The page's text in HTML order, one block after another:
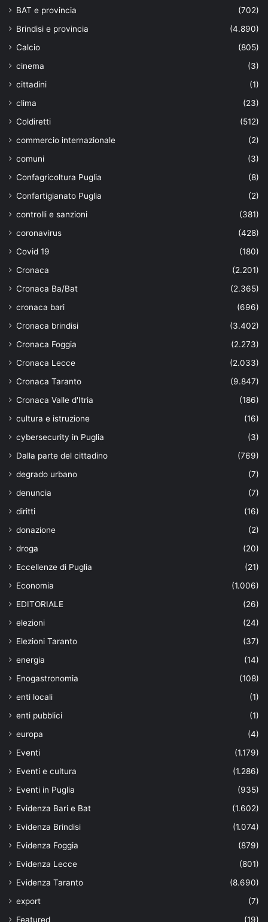
BAT e provincia
(702)
Brindisi e provincia
(4.890)
Calcio
(805)
cinema
(3)
cittadini
(1)
clima
(23)
Coldiretti
(512)
commercio internazionale
(2)
comuni
(3)
Confagricoltura Puglia
(8)
Confartigianato Puglia
(2)
controlli e sanzioni
(381)
coronavirus
(428)
Covid 19
(180)
Cronaca
(2.201)
Cronaca Ba/Bat
(2.365)
cronaca bari
(696)
Cronaca brindisi
(3.402)
Cronaca Foggia
(2.273)
Cronaca Lecce
(2.033)
Cronaca Taranto
(9.847)
Cronaca Valle d'Itria
(186)
cultura e istruzione
(16)
cybersecurity in Puglia
(3)
Dalla parte del cittadino
(769)
degrado urbano
(7)
denuncia
(7)
diritti
(16)
donazione
(2)
droga
(20)
Eccellenze di Puglia
(21)
Economia
(1.006)
EDITORIALE
(26)
elezioni
(24)
Elezioni Taranto
(37)
energia
(14)
Enogastronomia
(108)
enti locali
(1)
enti pubblici
(1)
europa
(4)
Eventi
(1.179)
Eventi e cultura
(1.286)
Eventi in Puglia
(935)
Evidenza Bari e Bat
(1.602)
Evidenza Brindisi
(1.074)
Evidenza Foggia
(879)
Evidenza Lecce
(801)
Evidenza Taranto
(8.690)
export
(7)
Featured
(19)